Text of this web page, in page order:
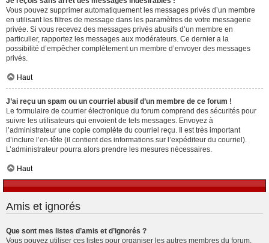
Vous pouvez supprimer automatiquement les messages privés d’un membre
en utilisant les filtres de message dans les paramètres de votre messagerie
privée. Si vous recevez des messages privés abusifs d’un membre en
particulier, rapportez les messages aux modérateurs. Ce dernier a la
possibilité d’empêcher complètement un membre d’envoyer des messages
privés.
Haut
J’ai reçu un spam ou un courriel abusif d’un membre de ce forum !
Le formulaire de courrier électronique du forum comprend des sécurités pour
suivre les utilisateurs qui envoient de tels messages. Envoyez à
l’administrateur une copie complète du courriel reçu. Il est très important
d’inclure l’en-tête (il contient des informations sur l’expéditeur du courriel).
L’administrateur pourra alors prendre les mesures nécessaires.
Haut
Amis et ignorés
Que sont mes listes d’amis et d’ignorés ?
Vous pouvez utiliser ces listes pour organiser les autres membres du forum.